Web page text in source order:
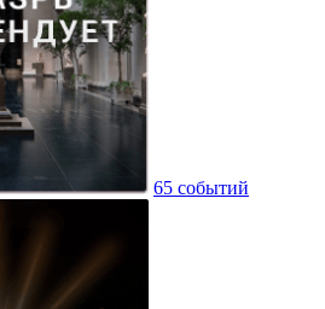
65 событий